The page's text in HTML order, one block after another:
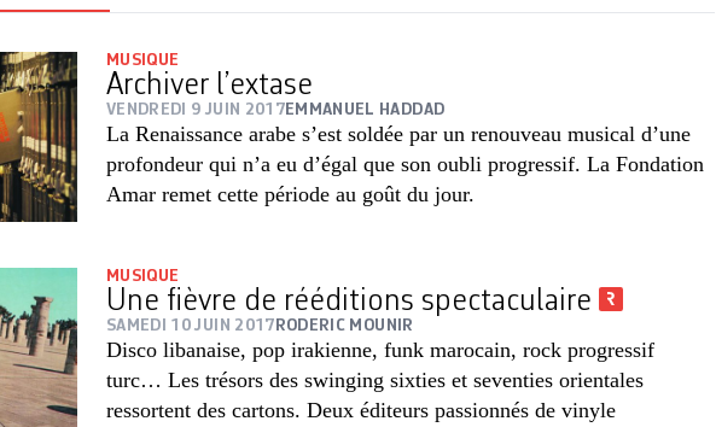
MUSIQUE
Archiver l’extase
VENDREDI 9 JUIN 2017 EMMANUEL HADDAD
La Renaissance arabe s’est soldée par un renouveau musical d’une
profondeur qui n’a eu d’égal que son oubli progressif. La Fondation
Amar remet cette période au goût du jour.
MUSIQUE
Une fièvre de rééditions spectaculaire
SAMEDI 10 JUIN 2017 RODERIC MOUNIR
Disco libanaise, pop irakienne, funk marocain, rock progressif
turc… Les trésors des swinging sixties et seventies orientales
ressortent des cartons. Deux éditeurs passionnés de vinyle